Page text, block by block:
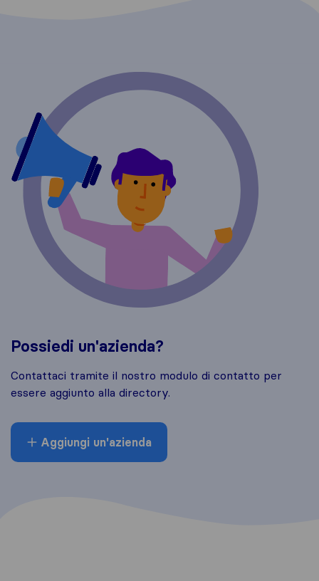
Possiedi un'azienda?
Contattaci tramite il nostro modulo di contatto per
essere aggiunto alla directory.
Aggiungi un'azienda